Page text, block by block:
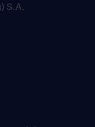
S.A.